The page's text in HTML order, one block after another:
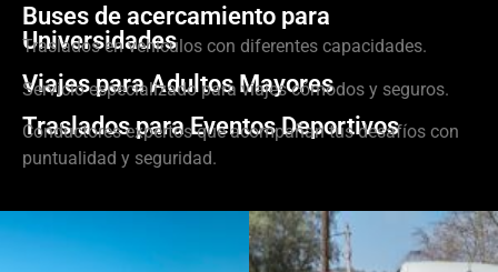
Buses de acercamiento para
Universidades
Traslados en vehículos con diferentes capacidades.
Viajes para Adultos Mayores
Servicio especializado para viajes cómodos y seguros.
Traslados para Eventos Deportivos
Conductores expertos que acompañan tus desafíos con
puntualidad y seguridad.